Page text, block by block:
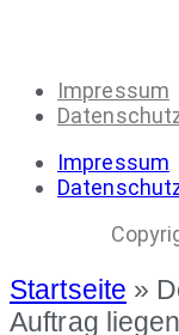
Impressum
Impressum
Startseite »
Auftrag